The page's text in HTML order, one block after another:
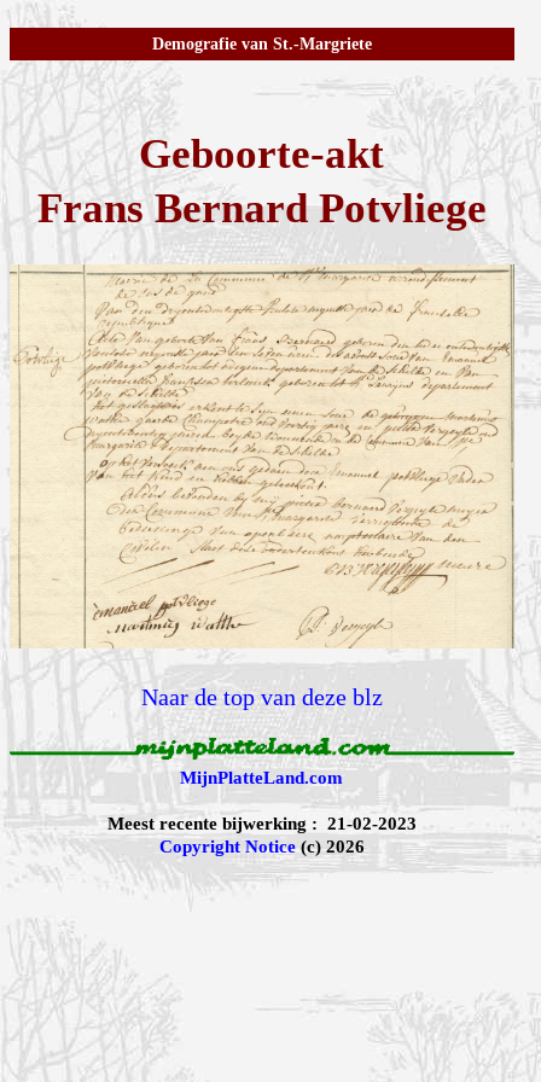
Demografie van St.-Margriete
Geboorte-akt
Frans Bernard Potvliege
Naar de top van deze blz
MijnPlatteLand.com
Meest recente bijwerking : 21-02-2023
Copyright Notice(c) 2026